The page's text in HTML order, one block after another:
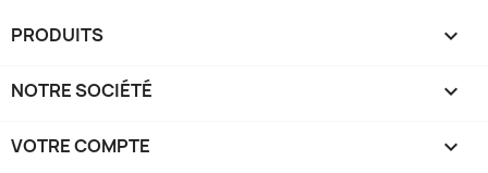
PRODUITS 
NOTRE SOCIÉTÉ 
VOTRE COMPTE 